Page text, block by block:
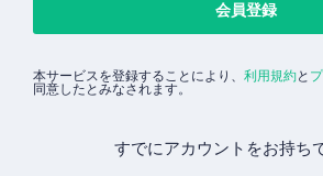
会員登録
本サービスを登録することにより、 利用規約と
同意したとみなされます。
すでにアカウントをお持ち